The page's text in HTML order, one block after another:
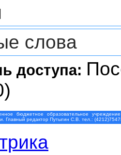
слова
доступа:
бюджетное образовательное
Главный редактор Путыгин С.В. тел.: